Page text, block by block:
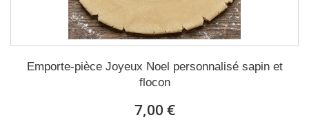
Emporte-pièce Joyeux Noel personnalisé sapin et
flocon
7,00 €